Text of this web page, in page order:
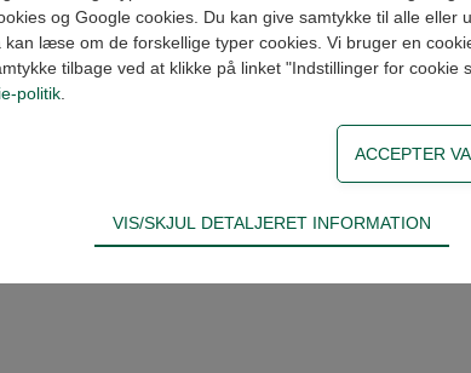
SUPERCAT 1.1/4"SLx1.1/2" lige Ikke på
og Google cookies. Du kan give samtykke til alle eller
kan læse om de forskellige typer cookies. Vi bruger en
tilbage ved at klikke på linket "Indstillinger for cookie
politik
for hjemmesidens grundlæggende funktioner som
VIS/SKJUL DETALJERET INFORMATION